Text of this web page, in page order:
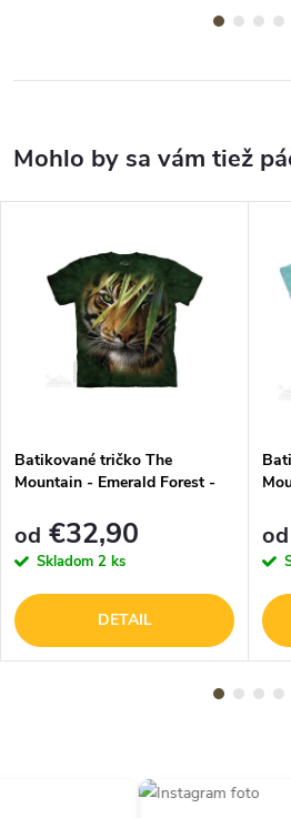
Batikované tričko The
Mountain - Emerald Forest -
od €32,90
Skladom 2 ks
DETAIL
od